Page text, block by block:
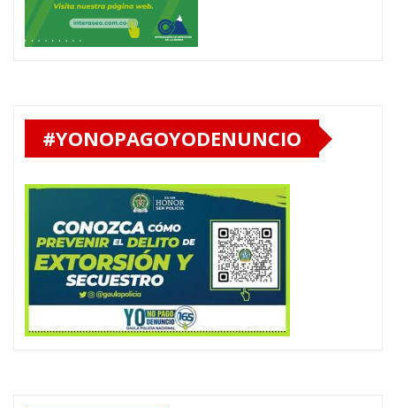
#YONOPAGOYODENUNCIO